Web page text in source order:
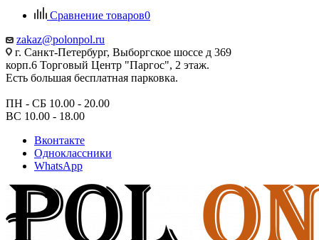
Сравнение товаров0
zakaz@polonpol.ru
г. Санкт-Петербург, Выборгское шоссе д 369
корп.6 Торговый Центр "Паргос", 2 этаж.
Есть большая бесплатная парковка.
ПН - СБ 10.00 - 20.00
ВС 10.00 - 18.00
Вконтакте
Одноклассники
WhatsApp